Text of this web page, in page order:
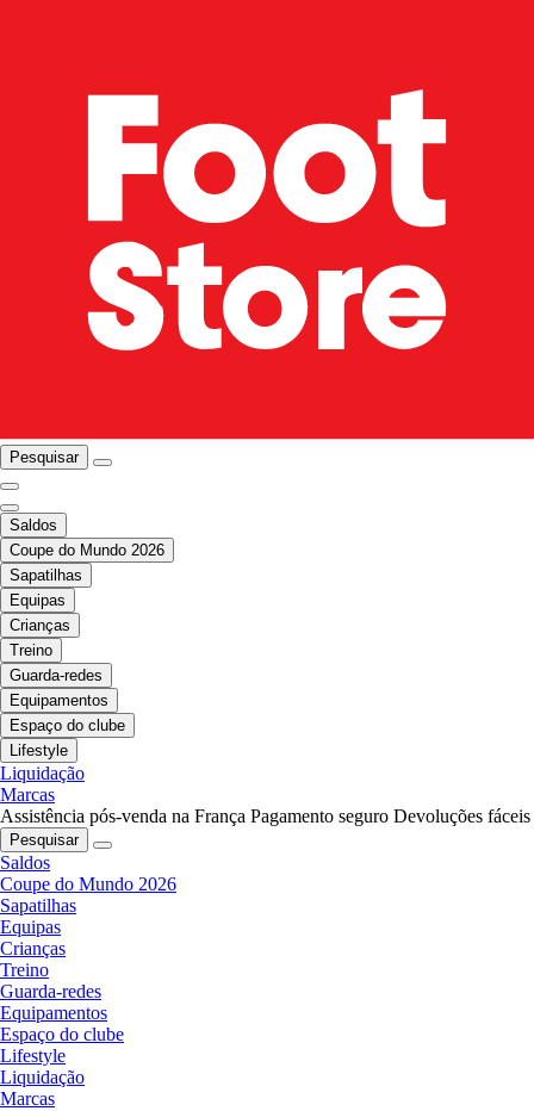
Pesquisar
Saldos
Coupe do Mundo 2026
Sapatilhas
Equipas
Crianças
Treino
Guarda-redes
Equipamentos
Espaço do clube
Lifestyle
Liquidação
Marcas
Assistência pós-venda na França Pagamento seguro Devoluções fáceis
Pesquisar
Saldos
Coupe do Mundo 2026
Sapatilhas
Equipas
Crianças
Treino
Guarda-redes
Equipamentos
Espaço do clube
Lifestyle
Liquidação
Marcas